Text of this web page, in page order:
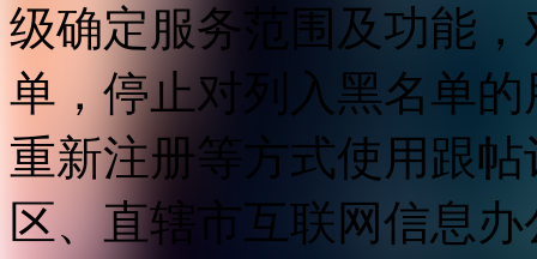
级确定服务范围及功能
单，停止对列入黑名单
重新注册等方式使用跟
区、直辖市互联网信息